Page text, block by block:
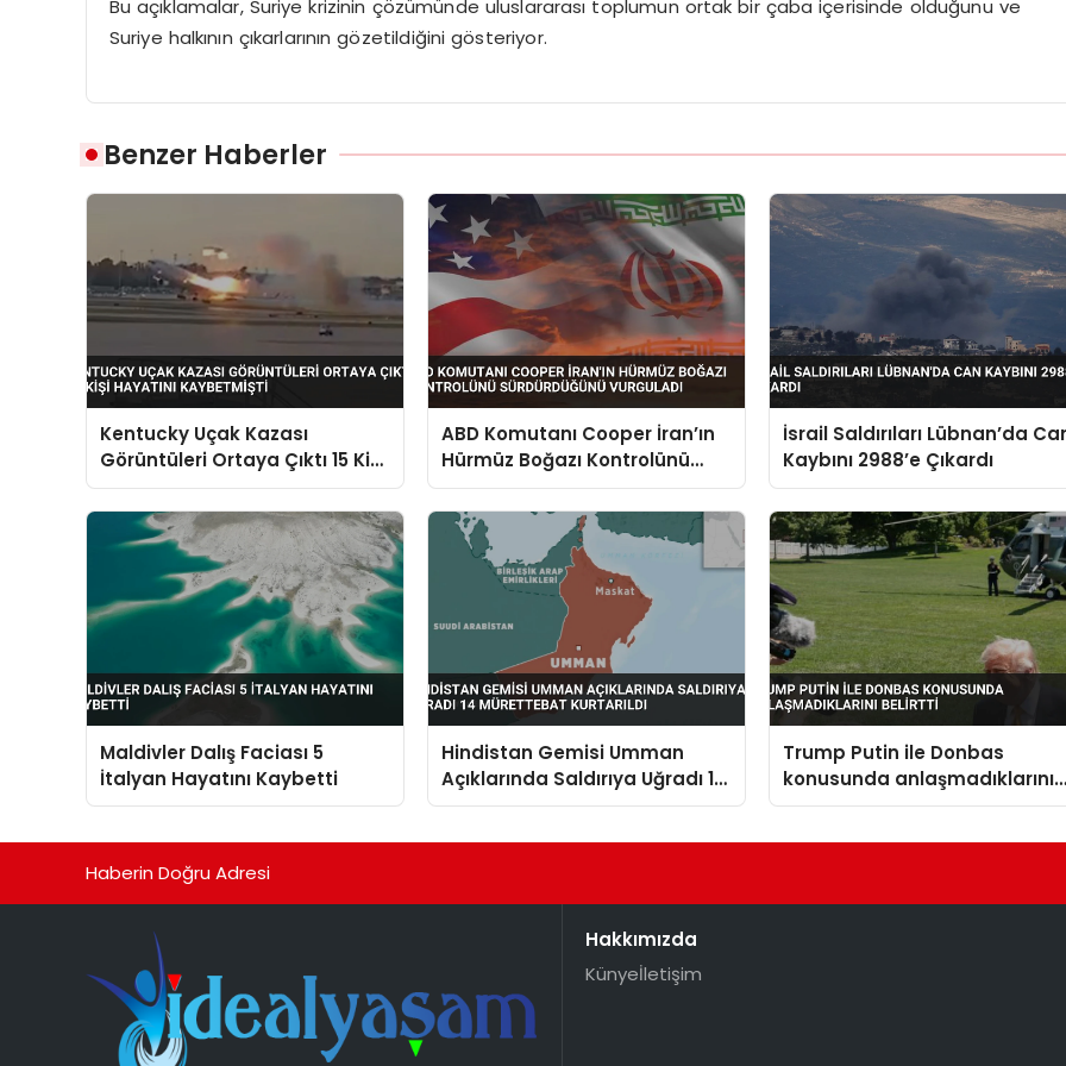
Bu açıklamalar, Suriye krizinin çözümünde uluslararası toplumun ortak bir çaba içerisinde olduğunu ve
Suriye halkının çıkarlarının gözetildiğini gösteriyor.
Benzer Haberler
Kentucky Uçak Kazası
Görüntüleri Ortaya Çıktı 15 Kişi
Hayatını Kaybetmişti
ABD Komutanı Cooper İran’ın
Hürmüz Boğazı Kontrolünü
Sürdürdüğünü Vurguladı
İsrail Saldırıları Lübnan’da
Kaybını 2988’e Çıkardı
Maldivler Dalış Faciası 5
İtalyan Hayatını Kaybetti
Hindistan Gemisi Umman
Açıklarında Saldırıya Uğradı 14
Mürettebat Kurtarıldı
Trump Putin ile Donbas
konusunda anlaşmadıklarını
belirtti
Haberin Doğru Adresi
Hakkımızda
Künyeİletişim